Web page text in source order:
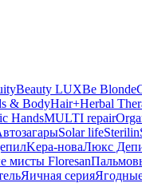
Beauty LUXBe Blonde
& BodyHair+Herbal
HandsMULTI repair
Solar lifeSterilin
Kepa-новаЛюкс
мисты Floresan
Яичная серия